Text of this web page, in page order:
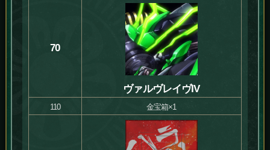
70
ヴァルヴレイヴIV
110 金宝箱×1